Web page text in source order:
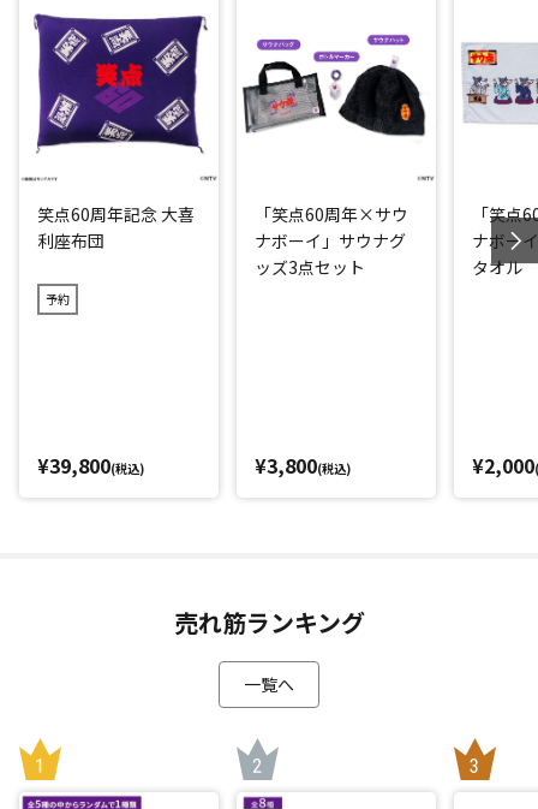
笑点60周年記念 大喜
利座布団
予約
¥39,800(税込)
「笑点60周年×サウ
ナボーイ」サウナグ
ッズ3点セット
¥3,800(税込)
「笑点
ナボー
タオル
¥2,000
売れ筋ランキング
一覧へ